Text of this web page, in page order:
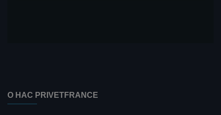
О НАС PRIVETFRANCE